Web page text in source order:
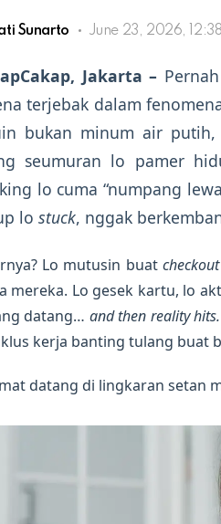
Sunarto June 23, 2026,
Jakarta –
terjebak dalam
bukan minum air
seumuran lo pamer
lo cuma “numpang
lo stuck, nggak
Lo mutusin buat checkout
mereka. Lo gesek kartu, lo
datang… and then reality hits.
kerja banting tulang buat
datang di lingkaran setan